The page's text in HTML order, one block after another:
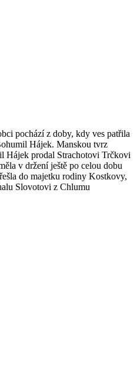
pochází z doby, kdy ves patřila
Hájek. Manskou tvrz
Hájek prodal Strachotovi Trčkovi
v držení ještě po celou dobu
do majetku rodiny Kostkovy,
Slovotovi z Chlumu